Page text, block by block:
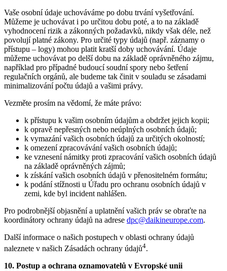
Vaše osobní údaje uchováváme po dobu trvání vyšetřování.
Můžeme je uchovávat i po určitou dobu poté, a to na základě
vyhodnocení rizik a zákonných požadavků, nikdy však déle, než
povolují platné zákony. Pro určité typy údajů (např. záznamy o
přístupu – logy) mohou platit kratší doby uchovávání. Údaje
můžeme uchovávat po delší dobu na základě oprávněného zájmu,
například pro případné budoucí soudní spory nebo šetření
regulačních orgánů, ale budeme tak činit v souladu se zásadami
minimalizování počtu údajů a vašimi právy.
Vezměte prosím na vědomí, že máte právo:
k přístupu k vašim osobním údajům a obdržet jejich kopii;
k opravě nepřesných nebo neúplných osobních údajů;
k vymazání vašich osobních údajů za určitých okolností;
k omezení zpracovávání vašich osobních údajů;
ke vznesení námitky proti zpracování vašich osobních údajů
na základě oprávněných zájmů;
k získání vašich osobních údajů v přenositelném formátu;
k podání stížnosti u Úřadu pro ochranu osobních údajů v
zemi, kde byl incident nahlášen.
Pro podrobnější objasnění a uplatnění vašich práv se obraťte na
koordinátory ochrany údajů na adrese dpc@daikineurope.com.
Další informace o našich postupech v oblasti ochrany údajů
naleznete v našich Zásadách ochrany údajů4.
10. Postup a ochrana oznamovatelů v Evropské unii